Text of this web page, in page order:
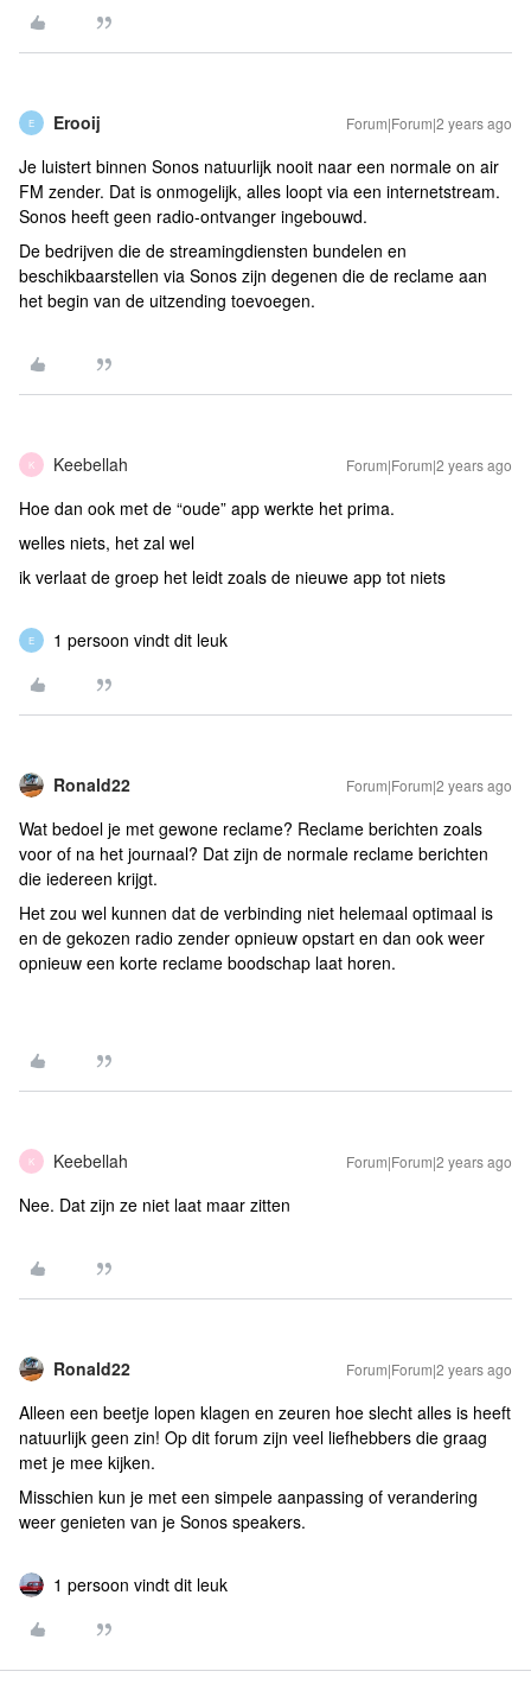
E Erooij Forum|Forum|2 years ago
Je luistert binnen Sonos natuurlijk nooit naar een normale on air
FM zender. Dat is onmogelijk, alles loopt via een internetstream.
Sonos heeft geen radio-ontvanger ingebouwd.
De bedrijven die de streamingdiensten bundelen en
beschikbaarstellen via Sonos zijn degenen die de reclame aan
het begin van de uitzending toevoegen.
K Keebellah Forum|Forum|2 years ago
Hoe dan ook met de “oude” app werkte het prima.
welles niets, het zal wel
ik verlaat de groep het leidt zoals de nieuwe app tot niets
E 1 persoon vindt dit leuk
Ronald22 Forum|Forum|2 years ago
Wat bedoel je met gewone reclame? Reclame berichten zoals
voor of na het journaal? Dat zijn de normale reclame berichten
die iedereen krijgt.
Het zou wel kunnen dat de verbinding niet helemaal optimaal is
en de gekozen radio zender opnieuw opstart en dan ook weer
opnieuw een korte reclame boodschap laat horen.
K Keebellah Forum|Forum|2 years ago
Nee. Dat zijn ze niet laat maar zitten
Ronald22 Forum|Forum|2 years ago
Alleen een beetje lopen klagen en zeuren hoe slecht alles is heeft
natuurlijk geen zin! Op dit forum zijn veel liefhebbers die graag
met je mee kijken.
Misschien kun je met een simpele aanpassing of verandering
weer genieten van je Sonos speakers.
1 persoon vindt dit leuk